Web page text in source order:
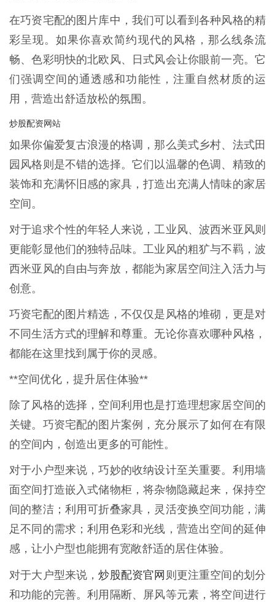
在巧资宅配的图片库中，我们可以看到各种风格的精
彩呈现。如果你喜欢简约现代的风格，那么线条流
畅、色彩明快的北欧风、日式风会让你眼前一亮。它
们强调空间的通透感和功能性，注重自然材质的运
用，营造出舒适放松的氛围。
炒股配资网站
如果你偏爱复古浪漫的格调，那么美式乡村、法式田
园风格则是不错的选择。它们以温馨的色调、精致的
装饰和充满怀旧感的家具，打造出充满人情味的家居
空间。
对于追求个性的年轻人来说，工业风、波西米亚风则
更能彰显他们的独特品味。工业风的粗犷与不羁，波
西米亚风的自由与奔放，都能为家居空间注入活力与
创意。
巧资宅配的图片精选，不仅仅是风格的堆砌，更是对
不同生活方式的理解和尊重。无论你喜欢哪种风格，
都能在这里找到属于你的灵感。
**空间优化，提升居住体验**
除了风格的选择，空间利用也是打造理想家居空间的
关键。巧资宅配的图片案例，充分展示了如何在有限
的空间内，创造出更多的可能性。
对于小户型来说，巧妙的收纳设计至关重要。利用墙
面空间打造嵌入式储物柜，将杂物隐藏起来，保持空
间的整洁；利用可折叠家具，灵活变换空间功能，满
足不同的需求；利用色彩和光线，营造出空间的延伸
感，让小户型也能拥有宽敞舒适的居住体验。
对于大户型来说，炒股配资官网 则更注重空间的划分
和功能的完善。利用隔断、屏风等元素，将空间进行